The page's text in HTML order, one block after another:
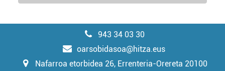
943 34 03 30
oarsobidasoa@hitza.eus
Nafarroa etorbidea 26, Errenteria-Orereta 20100